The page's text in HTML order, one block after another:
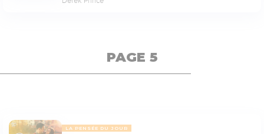
PAGE 5
LA PENSÉE DU JOUR